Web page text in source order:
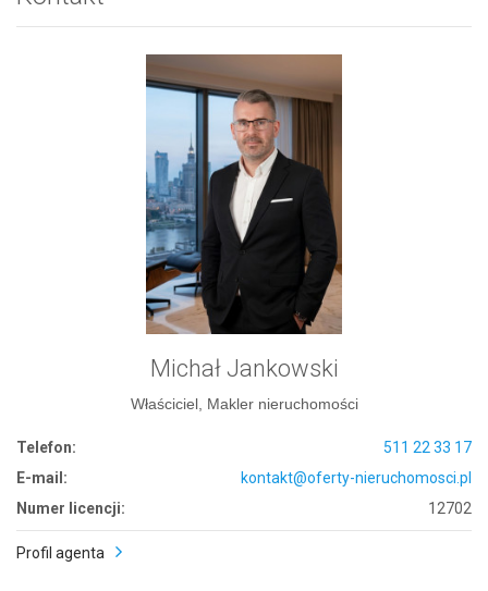
Michał Jankowski
Właściciel, Makler nieruchomości
Telefon:
511 22 33 17
E-mail:
kontakt@oferty-nieruchomosci.pl
Numer licencji:
12702
Profil agenta